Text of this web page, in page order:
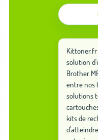
solution
Brother
entre nos
solutions
kits de